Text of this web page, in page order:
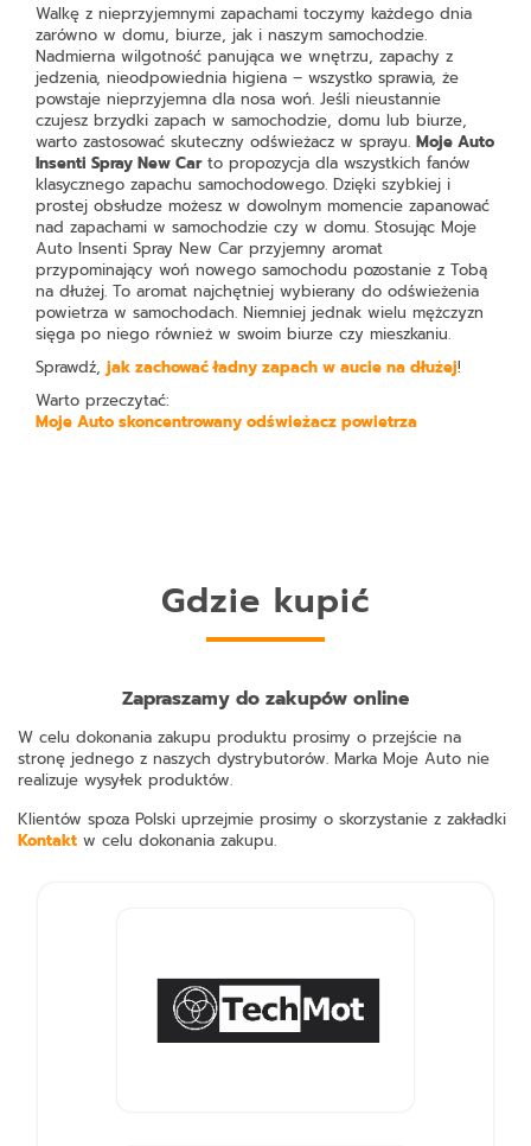
Walkę z nieprzyjemnymi zapachami toczymy każdego dnia
zarówno w domu, biurze, jak i naszym samochodzie.
Nadmierna wilgotność panująca we wnętrzu, zapachy z
jedzenia, nieodpowiednia higiena – wszystko sprawia, że
powstaje nieprzyjemna dla nosa woń. Jeśli nieustannie
czujesz brzydki zapach w samochodzie, domu lub biurze,
warto zastosować skuteczny odświeżacz w sprayu. Moje Auto
Insenti Spray New Carto propozycja dla wszystkich fanów
klasycznego zapachu samochodowego. Dzięki szybkiej i
prostej obsłudze możesz w dowolnym momencie zapanować
nad zapachami w samochodzie czy w domu. Stosując Moje
Auto Insenti Spray New Car przyjemny aromat
przypominający woń nowego samochodu pozostanie z Tobą
na dłużej. To aromat najchętniej wybierany do odświeżenia
powietrza w samochodach. Niemniej jednak wielu mężczyzn
sięga po niego również w swoim biurze czy mieszkaniu.
Sprawdź, jak zachować ładny zapach w aucie na dłużej!
Warto przeczytać:
Moje Auto skoncentrowany odświeżacz powietrza
Gdzie kupić
Zapraszamy do zakupów online
W celu dokonania zakupu produktu prosimy o przejście na
stronę jednego z naszych dystrybutorów. Marka Moje Auto nie
realizuje wysyłek produktów.
Klientów spoza Polski uprzejmie prosimy o skorzystanie z zakładki
Kontakt w celu dokonania zakupu.